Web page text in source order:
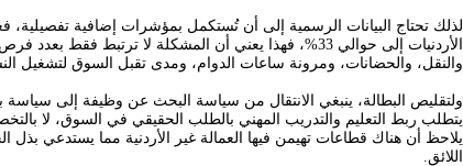
لذلك تحتاج البيانات الرسمية إلى أن تُستكمل بمؤشرات إضافية تفصيلية،
الأردنيات إلى حوالي 33%، فهذا يعني أن المشكلة لا ترتبط فقط
والنقل، والحضانات، ومرونة ساعات الدوام، ومدى تقبل السوق لتشغيل
ولتقليص البطالة، ينبغي الانتقال من سياسة البحث عن وظيفة إلى سياسة
يتطلب ربط التعليم والتدريب المهني بالطلب الحقيقي في السوق، لا
يلاحظ أن هناك قطاعات تهيمن فيها العمالة غير الأردنية مما يستدعي بذل
اللائق.